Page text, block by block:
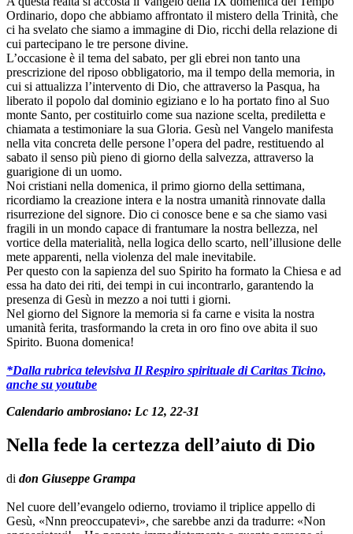
Ordinario, dopo che abbiamo affrontato il mistero della Trinità, che
ci ha svelato che siamo a immagine di Dio, ricchi della relazione di
cui partecipano le tre persone divine.
L’occasione è il tema del sabato, per gli ebrei non tanto una
prescrizione del riposo obbligatorio, ma il tempo della memoria, in
cui si attualizza l’intervento di Dio, che attraverso la Pasqua, ha
liberato il popolo dal dominio egiziano e lo ha portato fino al Suo
monte Santo, per costituirlo come sua nazione scelta, prediletta e
chiamata a testimoniare la sua Gloria. Gesù nel Vangelo manifesta
nella vita concreta delle persone l’opera del padre, restituendo al
sabato il senso più pieno di giorno della salvezza, attraverso la
guarigione di un uomo.
Noi cristiani nella domenica, il primo giorno della settimana,
ricordiamo la creazione intera e la nostra umanità rinnovate dalla
risurrezione del signore. Dio ci conosce bene e sa che siamo vasi
fragili in un mondo capace di frantumare la nostra bellezza, nel
vortice della materialità, nella logica dello scarto, nell’illusione delle
mete apparenti, nella violenza del male inevitabile.
Per questo con la sapienza del suo Spirito ha formato la Chiesa e ad
essa ha dato dei riti, dei tempi in cui incontrarlo, garantendo la
presenza di Gesù in mezzo a noi tutti i giorni.
Nel giorno del Signore la memoria si fa carne e visita la nostra
umanità ferita, trasformando la creta in oro fino ove abita il suo
Spirito. Buona domenica!
*Dalla rubrica televisiva Il Respiro spirituale di Caritas Ticino,
anche su youtube
Calendario ambrosiano: Lc 12, 22-31
Nella fede la certezza dell’aiuto di Dio
di don Giuseppe Grampa
Nel cuore dell’evangelo odierno, troviamo il triplice appello di
Gesù, «Nnn preoccupatevi», che sarebbe anzi da tradurre: «Non